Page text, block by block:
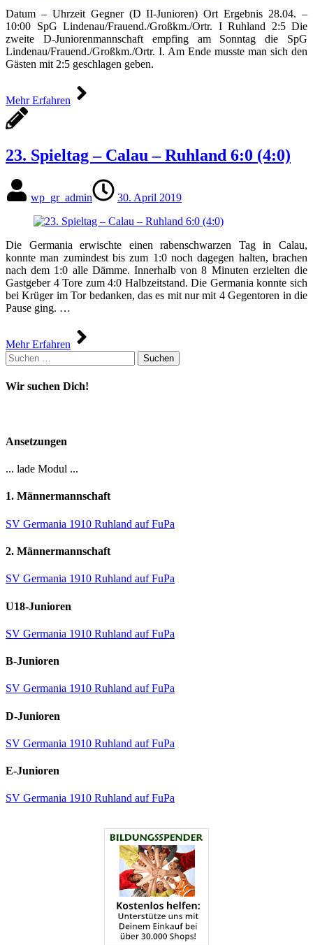
Datum – Uhrzeit Gegner (D II-Junioren) Ort Ergebnis 28.04. –
10:00 SpG Lindenau/​Frauend./​Großkm./​Ortr. I Ruhland 2:5 Die
zweite D-Juniorenmannschaft empfing am Sonntag die SpG
Lindenau/​Frauend./​Großkm./​Ortr. I. Am Ende musste man sich den
Gästen mit 2:5 geschlagen geben.
Mehr Erfahren
23. Spieltag – Calau – Ruhland 6:0 (4:0)
wp_gr_admin 30. April 2019
Die Germania erwischte einen rabenschwarzen Tag in Calau,
konnte man zumindest bis zum 1:0 noch dagegen halten, brachen
nach dem 1:0 alle Dämme. Innerhalb von 8 Minuten erzielten die
Gastgeber 4 Tore zum 4:0 Halbzeitstand. Die Germania konnte sich
bei Krüger im Tor bedanken, das es mit nur mit 4 Gegentoren in die
Pause ging. …
Mehr Erfahren
Suchen
nach:
Wir suchen Dich!
Ansetzungen
... lade Modul ...
1. Männermannschaft
SV Germania 1910 Ruhland auf FuPa
2. Männermannschaft
SV Germania 1910 Ruhland auf FuPa
U18-Junioren
SV Germania 1910 Ruhland auf FuPa
B-Junioren
SV Germania 1910 Ruhland auf FuPa
D-Junioren
SV Germania 1910 Ruhland auf FuPa
E-Junioren
SV Germania 1910 Ruhland auf FuPa